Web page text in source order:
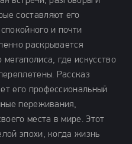
составляют его
и почти
раскрывается
мегаполиса, где искусство
Рассказ
его профессиональный
переживания,
места в мире. Этот
эпохи, когда жизнь